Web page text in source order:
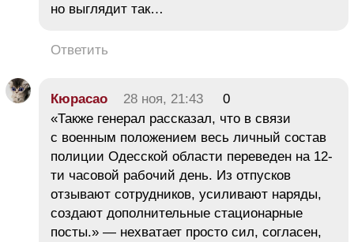
но выглядит так…
Ответить
Кюрасао 28 ноя, 21:43
0
«Также генерал рассказал, что в связи
с военным положением весь личный состав
полиции Одесской области переведен на 12-
ти часовой рабочий день. Из отпусков
отзывают сотрудников, усиливают наряды,
создают дополнительные стационарные
посты.» — нехватает просто сил, согласен,